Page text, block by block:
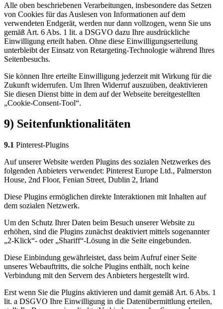
Alle oben beschriebenen Verarbeitungen, insbesondere das Setzen
von Cookies für das Auslesen von Informationen auf dem
verwendeten Endgerät, werden nur dann vollzogen, wenn Sie uns
gemäß Art. 6 Abs. 1 lit. a DSGVO dazu Ihre ausdrückliche
Einwilligung erteilt haben. Ohne diese Einwilligungserteilung
unterbleibt der Einsatz von Retargeting-Technologie während Ihres
Seitenbesuchs.
Sie können Ihre erteilte Einwilligung jederzeit mit Wirkung für die
Zukunft widerrufen. Um Ihren Widerruf auszuüben, deaktivieren
Sie diesen Dienst bitte in dem auf der Webseite bereitgestellten
„Cookie-Consent-Tool“.
9) Seitenfunktionalitäten
9.1 Pinterest-Plugins
Auf unserer Website werden Plugins des sozialen Netzwerkes des
folgenden Anbieters verwendet: Pinterest Europe Ltd., Palmerston
House, 2nd Floor, Fenian Street, Dublin 2, Irland
Diese Plugins ermöglichen direkte Interaktionen mit Inhalten auf
dem sozialen Netzwerk.
Um den Schutz Ihrer Daten beim Besuch unserer Website zu
erhöhen, sind die Plugins zunächst deaktiviert mittels sogenannter
„2-Klick“- oder „Shariff“-Lösung in die Seite eingebunden.
Diese Einbindung gewährleistet, dass beim Aufruf einer Seite
unseres Webauftritts, die solche Plugins enthält, noch keine
Verbindung mit den Servern des Anbieters hergestellt wird.
Erst wenn Sie die Plugins aktivieren und damit gemäß Art. 6 Abs. 1
lit. a DSGVO Ihre Einwilligung in die Datenübermittlung erteilen,